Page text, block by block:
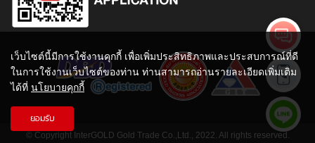
© Copyright InterGOLD Gold Trade Co.,Ltd., 2022. All rights reserved.
เว็บไซต์นี้มีการใช้งานคุกกี้ เพื่อเพิ่มประสิทธิภาพและประสบการณ์ที่ดี
ในการใช้งานเว็บไซต์ของท่าน ท่านสามารถอ่านรายละเอียดเพิ่มเติม
ได้ที่ นโยบายคุกกี้
ยอมรับ